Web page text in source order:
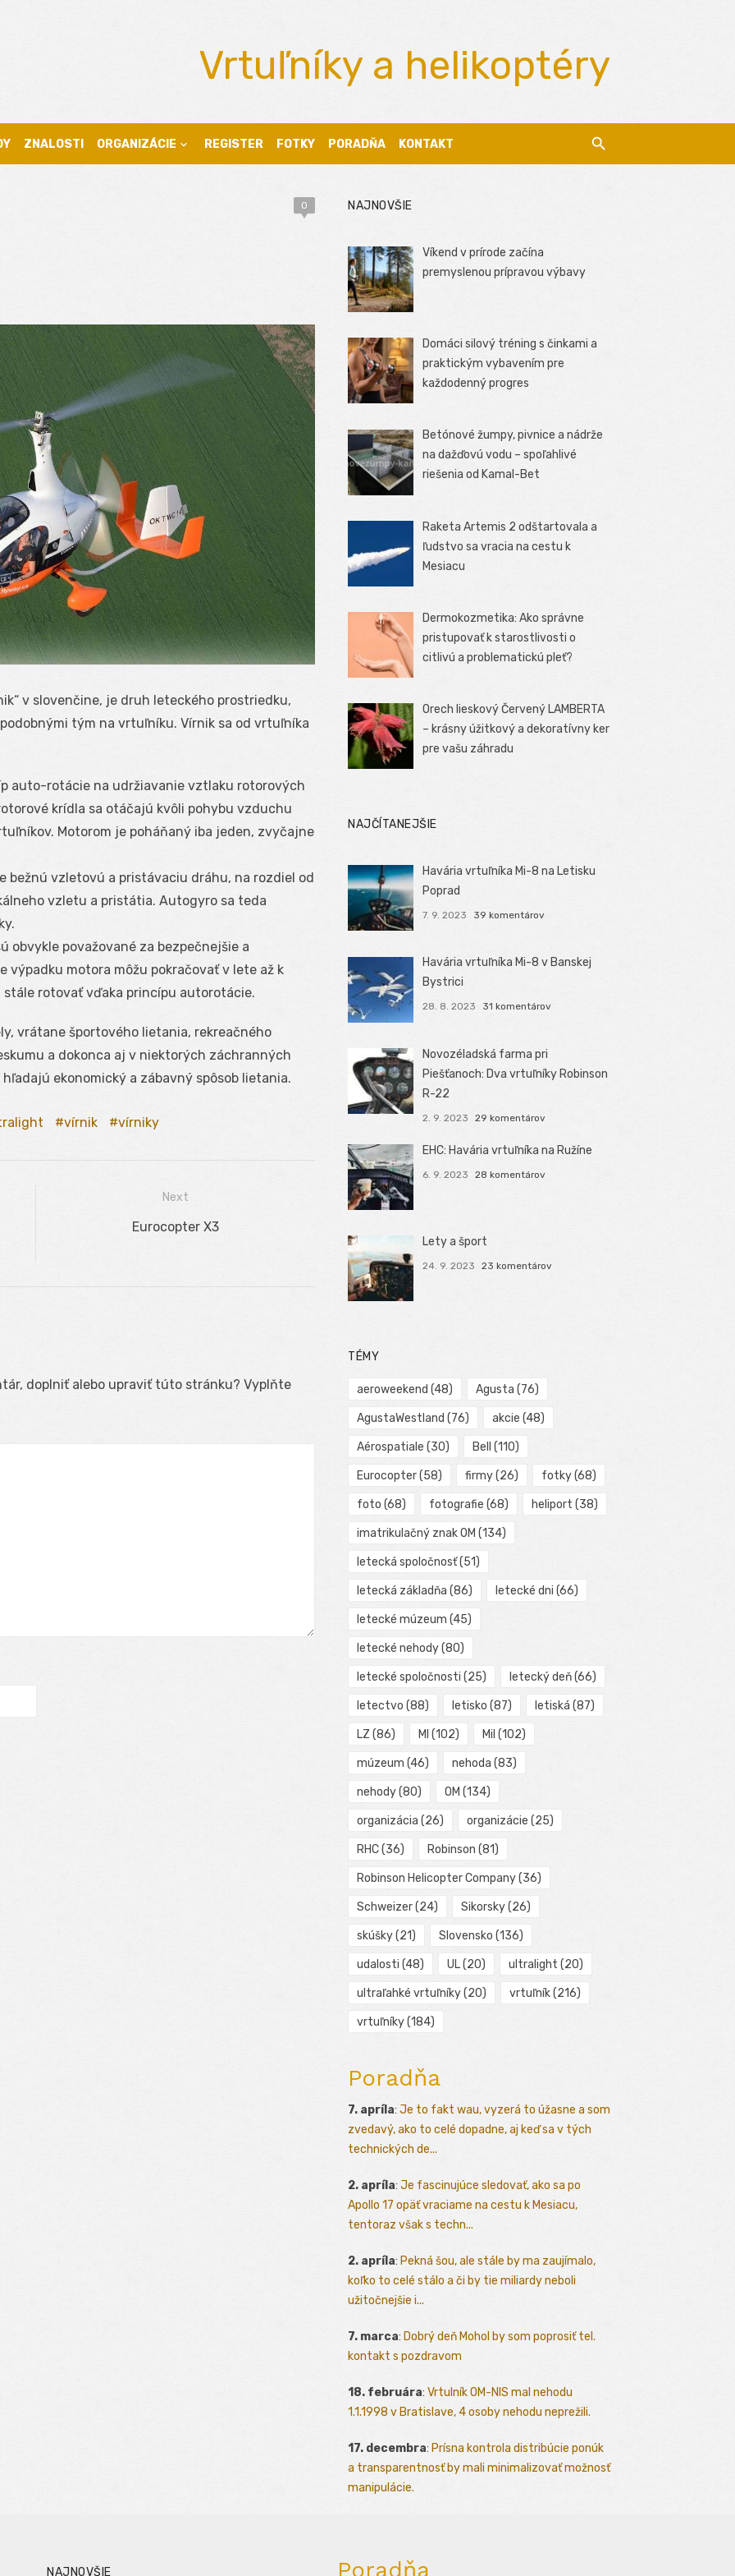
Vrtuľníky a helikoptéry
ZNALOSTI ORGANIZÁCIE REGISTER FOTKY PORADŇA KONTAKT
0
v slovenčine, je druh leteckého prostriedku,
tým na vrtuľníku. Vírnik sa od vrtuľníka
auto-rotácie na udržiavanie vztlaku rotorových
krídla sa otáčajú kvôli pohybu vzduchu
Motorom je poháňaný iba jeden, zvyčajne
bežnú vzletovú a pristávaciu dráhu, na rozdiel od
vzletu a pristátia. Autogyro sa teda
obvykle považované za bezpečnejšie a
výpadku motora môžu pokračovať v lete až k
rotovať vďaka princípu autorotácie.
vrátane športového lietania, rekreačného
a dokonca aj v niektorých záchranných
ekonomický a zábavný spôsob lietania.
vírnik vírniky
Next
Next
Eurocopter X3
doplniť alebo upraviť túto stránku? Vyplňte
NAJNOVŠIE
Víkend v prírode začína
premyslenou prípravou výbavy
Domáci silový tréning s činkami a
praktickým vybavením pre
každodenný progres
Betónové žumpy, pivnice a nádrže
na dažďovú vodu – spoľahlivé
riešenia od Kamal-Bet
Raketa Artemis 2 odštartovala a
ľudstvo sa vracia na cestu k
Mesiacu
Dermokozmetika: Ako správne
pristupovať k starostlivosti o
citlivú a problematickú pleť?
Orech lieskový Červený LAMBERTA
– krásny úžitkový a dekoratívny ker
pre vašu záhradu
NAJČÍTANEJŠIE
Havária vrtuľníka Mi-8 na Letisku
Poprad
7. 9. 2023 39 komentárov
Havária vrtuľníka Mi-8 v Banskej
Bystrici
28. 8. 2023 31 komentárov
Novozéladská farma pri
Piešťanoch: Dva vrtuľníky Robinson
R-22
2. 9. 2023 29 komentárov
EHC: Havária vrtuľníka na Ružíne
6. 9. 2023 28 komentárov
Lety a šport
24. 9. 2023 23 komentárov
TÉMY
aeroweekend (48) Agusta (76)
AgustaWestland (76) akcie (48)
Aérospatiale (30) Bell (110)
Eurocopter(58) firmy(26) fotky(68)
foto (68) fotografie (68) heliport (38)
imatrikulačný znak OM (134)
letecká spoločnosť(51)
letecká základňa (86) letecké dni (66)
letecké múzeum (45)
letecké nehody(80)
letecké spoločnosti (25) letecký deň(66)
letectvo (88) letisko (87) letiská (87)
LZ (86) MI (102) Mil (102)
múzeum (46) nehoda (83)
nehody(80) OM (134)
organizácia (26) organizácie (25)
RHC(36) Robinson (81)
Robinson Helicopter Company(36)
Schweizer(24) Sikorsky(26)
skúšky(21) Slovensko (136)
udalosti (48) UL(20) ultralight (20)
ultraľahké vrtuľníky(20) vrtuľník(216)
vrtuľníky(184)
Poradňa
7. apríla: Je to fakt wau, vyzerá to úžasne a som
zvedavý, ako to celé dopadne, aj keď sa v tých
technických de...
2. apríla: Je fascinujúce sledovať, ako sa po
Apollo 17 opäť vraciame na cestu k Mesiacu,
tentoraz však s techn...
2. apríla: Pekná šou, ale stále by ma zaujímalo,
koľko to celé stálo a či by tie miliardy neboli
užitočnejšie i...
7. marca: Dobrý deň Mohol by som poprosiť tel.
kontakt s pozdravom
18. februára: Vrtulník OM-NIS mal nehodu
1.1.1998 v Bratislave, 4 osoby nehodu neprežili.
17. decembra: Prísna kontrola distribúcie ponúk
a transparentnosť by mali minimalizovať možnosť
manipulácie.
NAJNOVŠIE Poradňa